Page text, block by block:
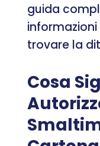
guida
trovare la
Cosa